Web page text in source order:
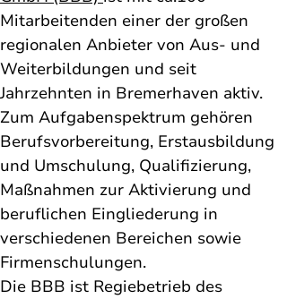
Mitarbeitenden einer der großen
regionalen Anbieter von Aus- und
Weiterbildungen und seit
Jahrzehnten in Bremerhaven aktiv.
Zum Aufgabenspektrum gehören
Berufsvorbereitung, Erstausbildung
und Umschulung, Qualifizierung,
Maßnahmen zur Aktivierung und
beruflichen Eingliederung in
verschiedenen Bereichen sowie
Firmenschulungen.
Die BBB ist Regiebetrieb des